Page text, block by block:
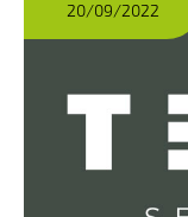
20/09/2022